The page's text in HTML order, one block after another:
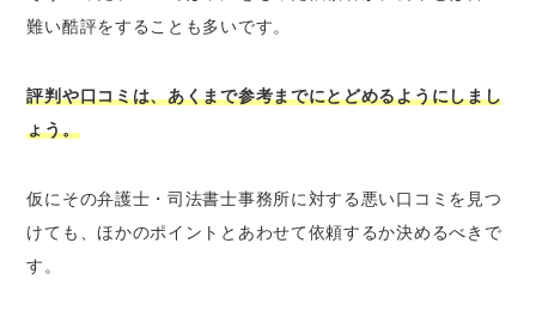
難い酷評をすることも多いです。
評判や口コミは、あくまで参考までにとどめるようにしまし
ょう。
仮にその弁護士・司法書士事務所に対する悪い口コミを見つ
けても、ほかのポイントとあわせて依頼するか決めるべきで
す。